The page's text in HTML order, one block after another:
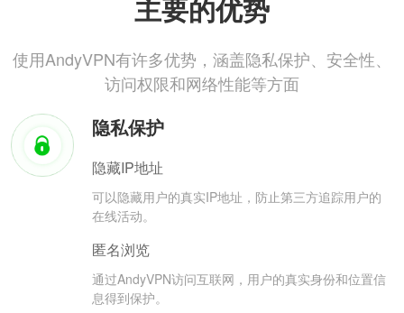
主要的优势
使用AndyVPN有许多优势，涵盖隐私保护、安全性、
访问权限和网络性能等方面
隐私保护
隐藏IP地址
可以隐藏用户的真实IP地址，防止第三方追踪用户的
在线活动。
匿名浏览
通过AndyVPN访问互联网，用户的真实身份和位置信
息得到保护。